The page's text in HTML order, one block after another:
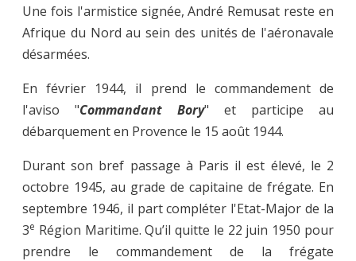
Une fois l'armistice signée, André Remusat reste en
Afrique du Nord au sein des unités de l'aéronavale
désarmées.
En février 1944, il prend le commandement de
l'aviso "Commandant Bory" et participe au
débarquement en Provence le 15 août 1944.
Durant son bref passage à Paris il est élevé, le 2
octobre 1945, au grade de capitaine de frégate. En
septembre 1946, il part compléter l'Etat-Major de la
3e Région Maritime. Qu’il quitte le 22 juin 1950 pour
prendre le commandement de la frégate